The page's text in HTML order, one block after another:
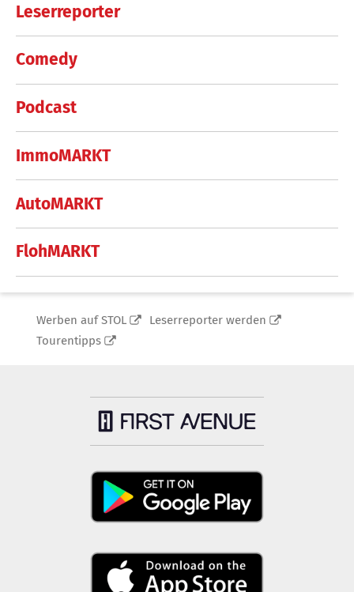
Leserreporter
Comedy
Podcast
ImmoMARKT
AutoMARKT
FlohMARKT
Werben auf STOL
Leserreporter werden
Tourentipps